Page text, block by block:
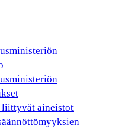
liittyvät aineistot